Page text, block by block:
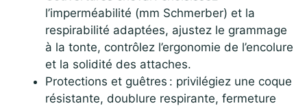
l’imperméabilité (mm Schmerber) et la
respirabilité adaptées, ajustez le grammage
à la tonte, contrôlez l’ergonomie de l’encolure
et la solidité des attaches.
Protections et guêtres : privilégiez une coque
résistante, doublure respirante, fermeture